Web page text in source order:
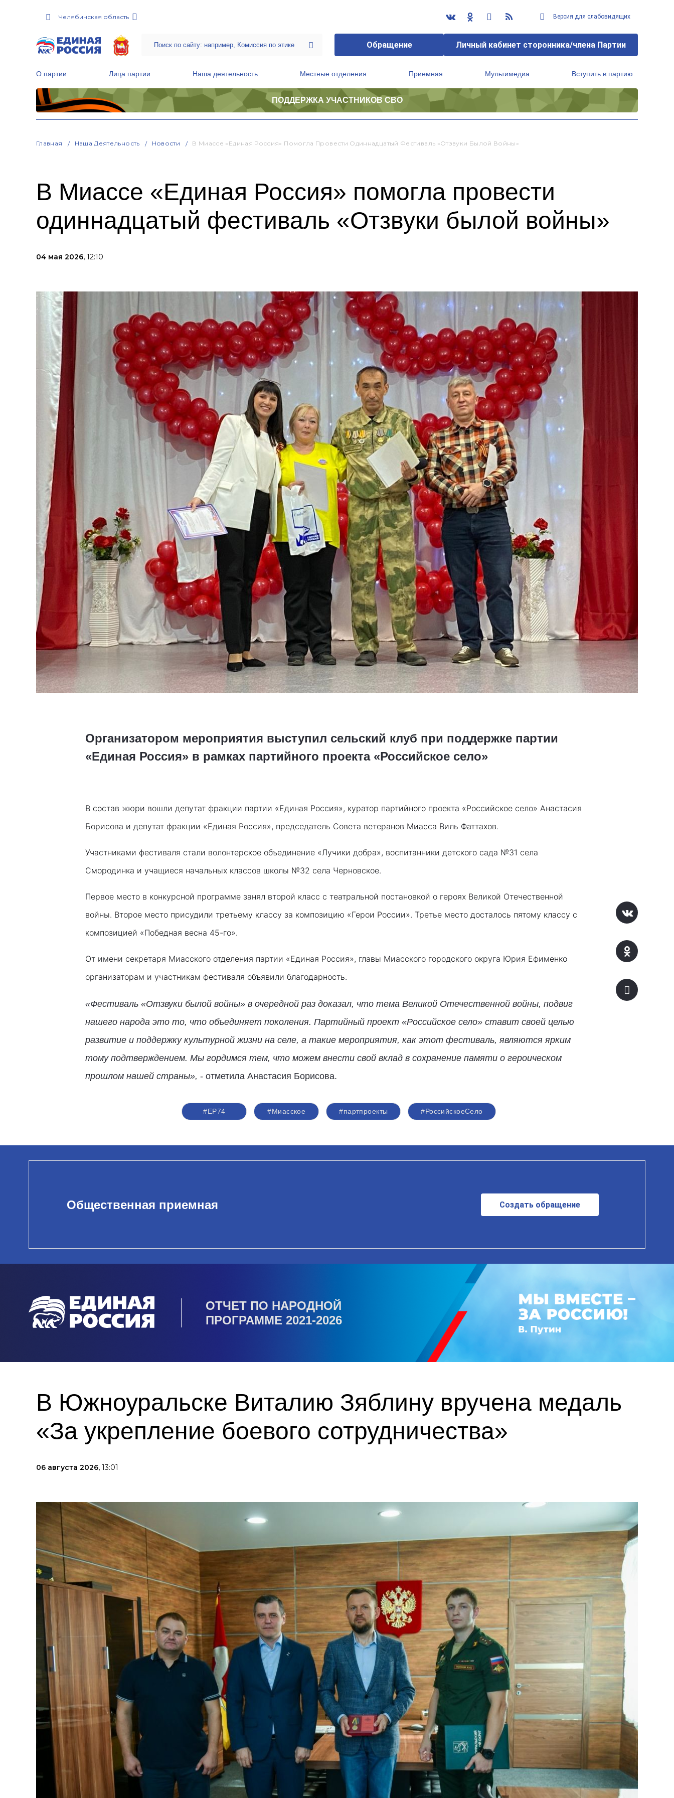
Челябинская область Версия для слабовидящих
Обращение Личный кабинет сторонника/члена Партии
О партии Лица партии Наша деятельность Местные отделения Приемная Мультимедиа Вступить в партию
ПОДДЕРЖКА УЧАСТНИКОВ СВО
Главная Наша Деятельность Новости В Миассе «Единая Россия» Помогла Провести Одиннадцатый Фестиваль «Отзвуки Былой Войны»
В Миассе «Единая Россия» помогла провести
одиннадцатый фестиваль «Отзвуки былой войны»
04 мая 2026, 12:10
Организатором мероприятия выступил сельский клуб при поддержке партии
«Единая Россия» в рамках партийного проекта «Российское село»
В состав жюри вошли депутат фракции партии «Единая Россия», куратор партийного проекта «Российское село» Анастасия
Борисова и депутат фракции «Единая Россия», председатель Совета ветеранов Миасса Виль Фаттахов.
Участниками фестиваля стали волонтерское объединение «Лучики добра», воспитанники детского сада №31 села
Смородинка и учащиеся начальных классов школы №32 села Черновское.
Первое место в конкурсной программе занял второй класс с театральной постановкой о героях Великой Отечественной
войны. Второе место присудили третьему классу за композицию «Герои России». Третье место досталось пятому классу с
композицией «Победная весна 45-го».
От имени секретаря Миасского отделения партии «Единая Россия», главы Миасского городского округа Юрия Ефименко
организаторам и участникам фестиваля объявили благодарность.
«Фестиваль «Отзвуки былой войны» в очередной раз доказал, что тема Великой Отечественной войны, подвиг
нашего народа это то, что объединяет поколения. Партийный проект «Российское село» ставит своей целью
развитие и поддержку культурной жизни на селе, а такие мероприятия, как этот фестиваль, являются ярким
тому подтверждением. Мы гордимся тем, что можем внести свой вклад в сохранение памяти о героическом
прошлом нашей страны», - отметила Анастасия Борисова.
#ЕР74 #Миасское #партпроекты #РоссийскоеСело
Общественная приемная Создать обращение
ОТЧЕТ ПО НАРОДНОЙ
ПРОГРАММЕ 2021-2026
В Южноуральске Виталию Зяблину вручена медаль
«За укрепление боевого сотрудничества»
06 августа 2026, 13:01